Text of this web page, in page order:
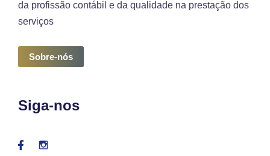
da profissão contábil e da qualidade na prestação dos
serviços
Sobre-nós
Siga-nos